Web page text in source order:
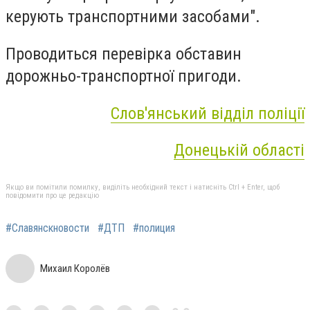
керують транспортними засобами".
Проводиться перевірка обставин
дорожньо-транспортної пригоди.
Слов'янський відділ поліції
Донецькій області
Якщо ви помітили помилку, виділіть необхідний текст і натисніть Ctrl + Enter, щоб
повідомити про це редакцію
#Славянскновости #ДТП #полиция
Михаил Королёв